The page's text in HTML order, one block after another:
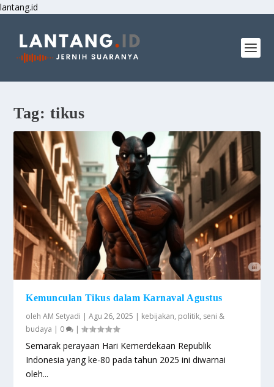
lantang.id
Tag: tikus
Kemunculan Tikus dalam Karnaval Agustus
olehAM Setyadi |Agu 26, 2025 | kebijakan, politik, seni &
budaya | 0 |
Semarak perayaan Hari Kemerdekaan Republik
Indonesia yang ke-80 pada tahun 2025 ini diwarnai
oleh...